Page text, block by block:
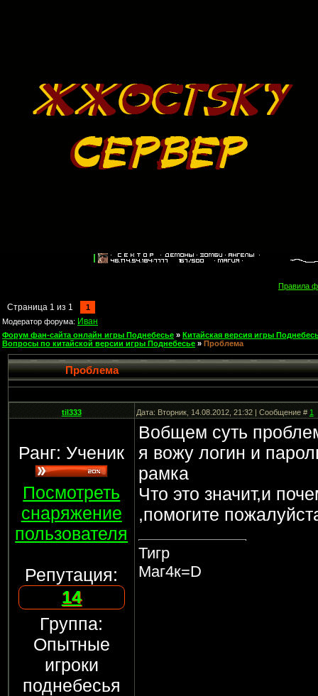
Правила
Страница 1 из 1
1
Модератор форума: Иван
Форум фан-сайта онлайн игры Поднебесье » Китайская версия игры
Вопросы по китайской версии игры Поднебесье » Проблема
Проблема
til333 Дата: Вторник, 14.08.2012, 21:32 | Сообщение #1
Ранг: Ученик
Посмотреть
снаряжение
пользователя
Репутация:
14
Группа:
Опытные
игроки
поднебесья
Вобщем суть
я вожу логин и
рамка
Что это значит,и
,помогите
Тигр
Маг4к=D